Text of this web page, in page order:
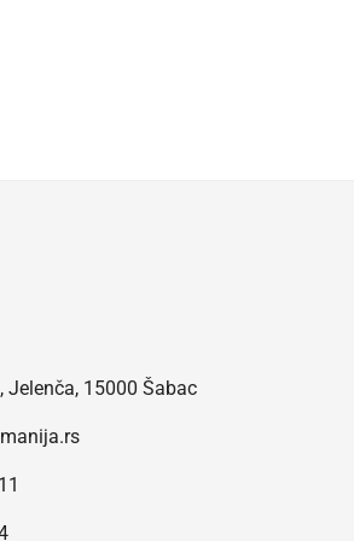
Jelenča, 15000 Šabac